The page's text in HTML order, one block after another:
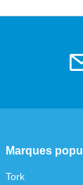
Marques
Tork